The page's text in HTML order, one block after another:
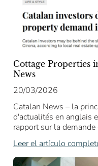
Cottage Properties
News
20/03/2026
Catalan News – la
d'actualités en anglais
rapport sur la demande
Leer el artículo